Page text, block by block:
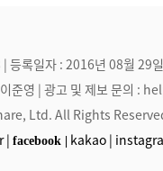
등록일자 : 2016년 08월 29
이준영 | 광고 및 제보 문의
Ltd. All Rights
| facebook | kakao |